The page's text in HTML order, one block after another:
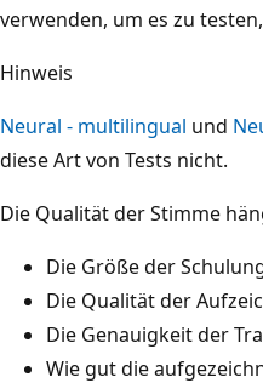
verwenden, um es zu
Hinweis
Neural - multilingual und
diese Art von Tests nicht.
Die Qualität der Stimme
Die Größe der
Die Qualität der
Die Genauigkeit der
Wie gut die